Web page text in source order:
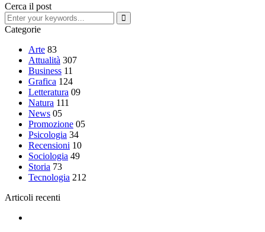
Cerca il post
Categorie
Arte 83
Attualità 307
Business 11
Grafica 124
Letteratura 09
Natura 111
News 05
Promozione 05
Psicologia 34
Recensioni 10
Sociologia 49
Storia 73
Tecnologia 212
Articoli recenti